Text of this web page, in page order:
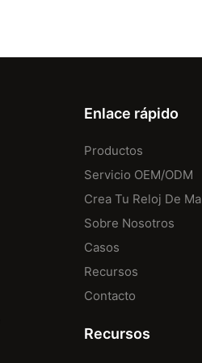
Enlace rápido
Productos
Servicio OEM/ODM
Crea Tu Reloj De
Sobre Nosotros
Casos
Recursos
Contacto
Recursos